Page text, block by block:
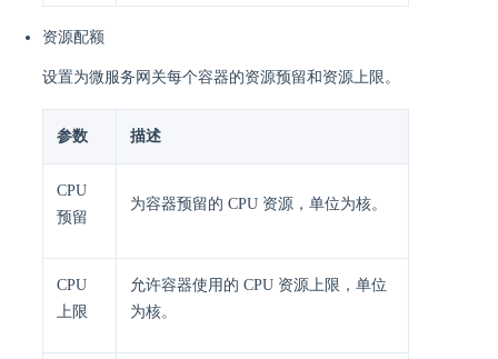
资源配额
设置为微服务网关每个容器的资源预留和资源上限。
参数 描述
CPU
预留
为容器预留的 CPU 资源，单位为核。
CPU
上限
允许容器使用的 CPU 资源上限，单位
为核。